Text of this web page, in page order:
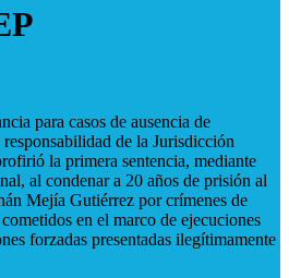
para casos de ausencia de
de la Jurisdicción
la primera sentencia, mediante
al condenar a 20 años de prisión al
Mejía Gutiérrez por crímenes de
en el marco de ejecuciones
forzadas presentadas ilegítimamente